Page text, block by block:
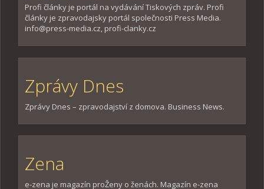
Profi články je portál na vydávání Tiskových zpráv. Profi
články je zpravodajsky portál společnosti Press Media.
info@press-media.cz, profi-clanky.cz
Zprávy Dnes
Zprávy Dnes – zpravodajství z domova. Business News.
Zena
e-zena je magazín proŽeny o ženách. Magazín e-zena